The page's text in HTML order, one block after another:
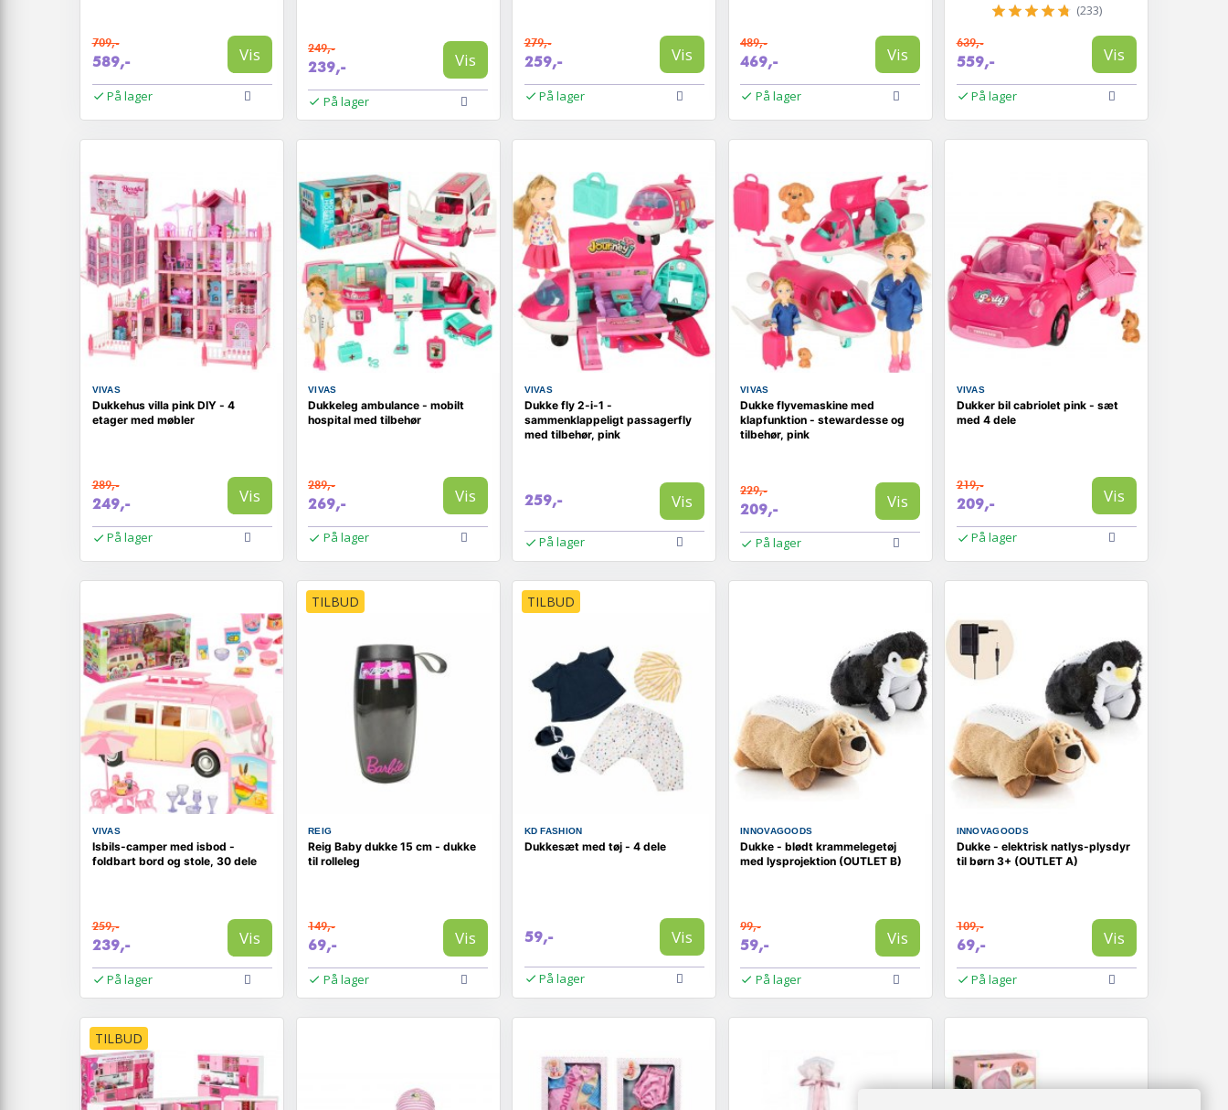
709,-
589,- Vis
På lager
249,-
239,- Vis
På lager
279,-
259,- Vis
På lager
489,-
469,- Vis
På lager
(233)
639,-
559,- Vis
På lager
VIVAS
Dukkehus villa pink DIY - 4
etager med møbler
289,-
249,- Vis
På lager
VIVAS
Dukkeleg ambulance - mobilt
hospital med tilbehør
289,-
269,- Vis
På lager
VIVAS
Dukke fly 2-i-1 -
sammenklappeligt passagerfly
med tilbehør, pink
259,- Vis
På lager
VIVAS
Dukke flyvemaskine med
klapfunktion - stewardesse og
tilbehør, pink
229,-
209,- Vis
På lager
VIVAS
Dukker bil cabriolet pink - sæt
med 4 dele
219,-
209,- Vis
På lager
VIVAS
Isbils-camper med isbod -
foldbart bord og stole, 30 dele
259,-
239,- Vis
På lager
TILBUD
REIG
Reig Baby dukke 15 cm - dukke
til rolleleg
149,-
69,- Vis
På lager
TILBUD
KD FASHION
Dukkesæt med tøj - 4 dele
59,- Vis
På lager
INNOVAGOODS
Dukke - blødt krammelegetøj
med lysprojektion (OUTLET B)
99,-
59,- Vis
På lager
INNOVAGOODS
Dukke - elektrisk natlys-plysdyr
til børn 3+ (OUTLET A)
109,-
69,- Vis
På lager
TILBUD